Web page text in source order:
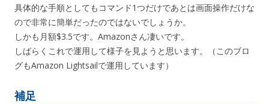
具体的な手順としてもコマンド1つだけであとは画面操作だけな
ので非常に簡単だったのではないでしょうか。
しかも月額$3.5です。Amazonさん凄いです。
しばらくこれで運用して様子を見ようと思います。（このブロ
グもAmazon Lightsailで運用しています）
補足